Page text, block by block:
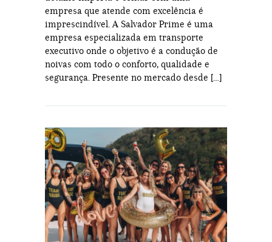
empresa que atende com excelência é
imprescindível. A Salvador Prime é uma
empresa especializada em transporte
executivo onde o objetivo é a condução de
noivas com todo o conforto, qualidade e
segurança. Presente no mercado desde […]